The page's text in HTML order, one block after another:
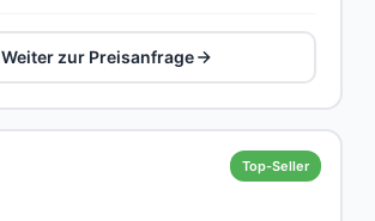
Weiter zur Preisanfrage
Top-Seller